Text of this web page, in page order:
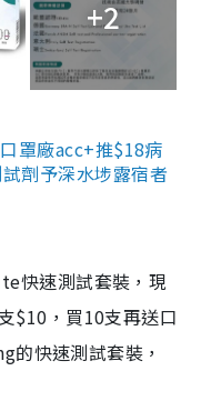
+2
罩廠acc+推$18病
劑予深水埗露宿者
快速測試套裝，現
$10，買10支再送口
的快速測試套裝，